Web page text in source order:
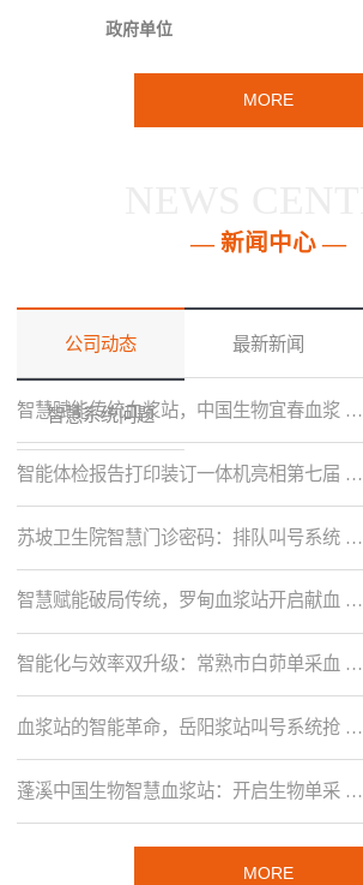
政府单位
MORE
— 新闻中心 —
公司动态 最新新闻
智慧系统问题
智慧赋能传统血浆站，中国生物宜春血浆 …
智能体检报告打印装订一体机亮相第七届 …
苏坡卫生院智慧门诊密码：排队叫号系统 …
智慧赋能破局传统，罗甸血浆站开启献血 …
智能化与效率双升级：常熟市白茆单采血 …
血浆站的智能革命，岳阳浆站叫号系统抢 …
蓬溪中国生物智慧血浆站：开启生物单采 …
MORE